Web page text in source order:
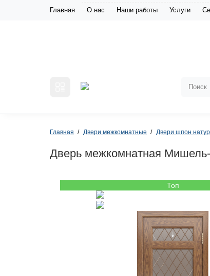
Главная О нас Наши работы Услуги
Главная Двери межкомнатные Двери шпон
Дверь межкомнатная
Топ